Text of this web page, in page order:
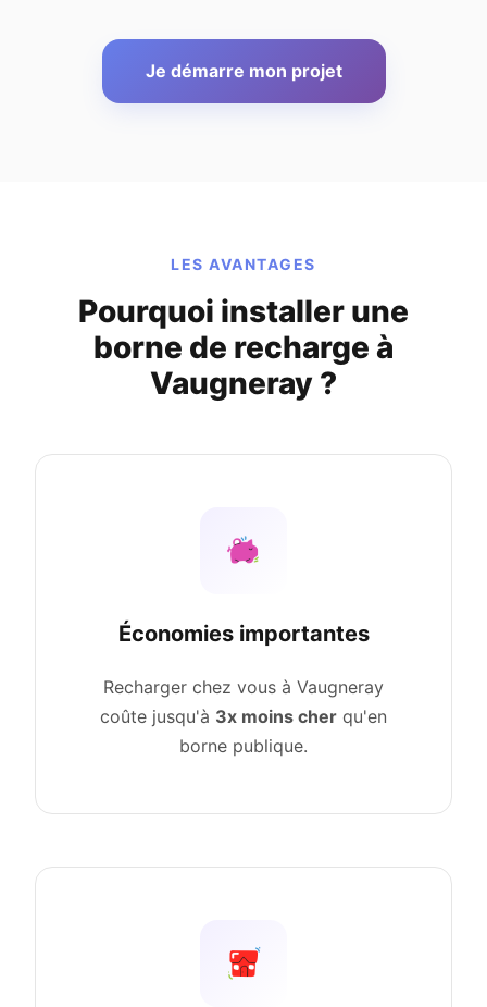
Je démarre mon projet
LES AVANTAGES
Pourquoi installer une
borne de recharge à
Vaugneray ?
Économies importantes
Recharger chez vous à Vaugneray
coûte jusqu'à 3x moins cher qu'en
borne publique.